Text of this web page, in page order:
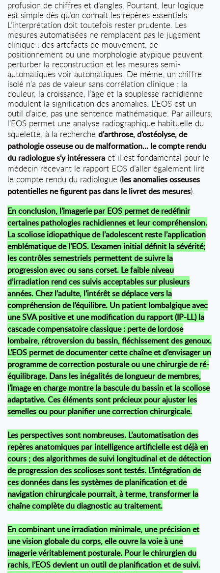
profusion de chiffres et d’angles. Pourtant, leur logique
est simple dès qu’on connaît les repères essentiels.
L’interprétation doit toutefois rester prudente. Les
mesures automatisées ne remplacent pas le jugement
clinique : des artefacts de mouvement, de
positionnement ou une morphologie atypique peuvent
perturber la reconstruction et les mesures semi-
automatiques voir automatiques. De même, un chiffre
isolé n’a pas de valeur sans corrélation clinique : la
douleur, la croissance, l’âge et la souplesse rachidienne
modulent la signification des anomalies. L’EOS est un
outil d’aide, pas une sentence mathématique. Par ailleurs,
l’EOS permet une analyse radiographique habituelle du
squelette, à la recherche d’arthrose, d’ostéolyse, de
pathologie osseuse ou de malformation… le compte rendu
du radiologue s’y intéressera et il est fondamental pour le
médecin recevant le rapport EOS d’aller également lire
le compte rendu du radiologue (les anomalies osseuses
potentielles ne figurent pas dans le livret des mesures).
En conclusion, l’imagerie par EOS permet de redéfinir
certaines pathologies rachidiennes et leur compréhension.
La scoliose idiopathique de l’adolescent reste l’application
emblématique de l’EOS. L’examen initial définit la sévérité;
les contrôles semestriels permettent de suivre la
progression avec ou sans corset. Le faible niveau
d’irradiation rend ces suivis acceptables sur plusieurs
années. Chez l’adulte, l’intérêt se déplace vers la
compréhension de l’équilibre. Un patient lombalgique avec
une SVA positive et une modification du rapport (IP-LL) la
cascade compensatoire classique : perte de lordose
lombaire, rétroversion du bassin, fléchissement des genoux.
L’EOS permet de documenter cette chaîne et d’envisager un
programme de correction posturale ou une chirurgie de ré-
équilibrage. Dans les inégalités de longueur de membres,
l’image en charge montre la bascule du bassin et la scoliose
adaptative. Ces éléments sont précieux pour ajuster les
semelles ou pour planifier une correction chirurgicale.
Les perspectives sont nombreuses. L’automatisation des
repères anatomiques par intelligence artificielle est déjà en
cours ; des algorithmes de suivi longitudinal et de détection
de progression des scolioses sont testés. L’intégration de
ces données dans les systèmes de planification et de
navigation chirurgicale pourrait, à terme, transformer la
chaîne complète du diagnostic au traitement.
En combinant une irradiation minimale, une précision et
une vision globale du corps, elle ouvre la voie à une
imagerie véritablement posturale. Pour le chirurgien du
rachis, l’EOS devient un outil de planification et de suivi.